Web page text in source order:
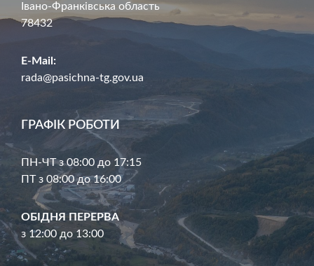
Івано-Франківська область
78432
E-Mail:
rada@pasichna-tg.gov.ua
ГРАФІК РОБОТИ
ПН-ЧТ з 08:00 до 17:15
ПТ з 08:00 до 16:00
ОБІДНЯ ПЕРЕРВА
з 12:00 до 13:00